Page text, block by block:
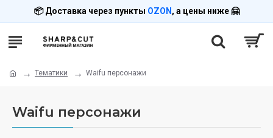
📦 Доставка через пункты OZON , а цены ниже 🤗
Тематики Waifu персонажи
Waifu персонажи